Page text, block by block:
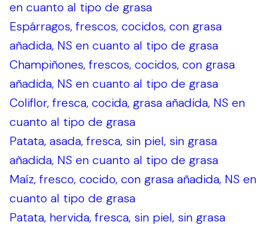
en cuanto al tipo de grasa
Espárragos, frescos, cocidos, con grasa
añadida, NS en cuanto al tipo de grasa
Champiñones, frescos, cocidos, con grasa
añadida, NS en cuanto al tipo de grasa
Coliflor, fresca, cocida, grasa añadida, NS en
cuanto al tipo de grasa
Patata, asada, fresca, sin piel, sin grasa
añadida, NS en cuanto al tipo de grasa
Maíz, fresco, cocido, con grasa añadida, NS en
cuanto al tipo de grasa
Patata, hervida, fresca, sin piel, sin grasa